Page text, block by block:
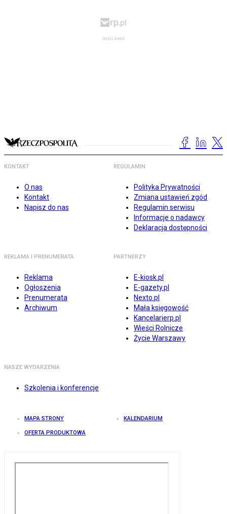
KONTAKT
O nas
Kontakt
Napisz do nas
REGULAMIN
Polityka Prywatności
Zmiana ustawień zgód
Regulamin serwisu
Informacje o nadawcy
Deklaracja dostępności
REKLAMA I PRENUMERATA
Reklama
Ogłoszenia
Prenumerata
Archiwum
PARTNERZY
E-kiosk.pl
E-gazety.pl
Nexto.pl
Mała księgowość
Kancelarierp.pl
Wieści Rolnicze
Życie Warszawy
NASZE WYDARZENIA
Szkolenia i konferencje
MAPA STRONY KALENDARIUM
OFERTA PRODUKTOWA